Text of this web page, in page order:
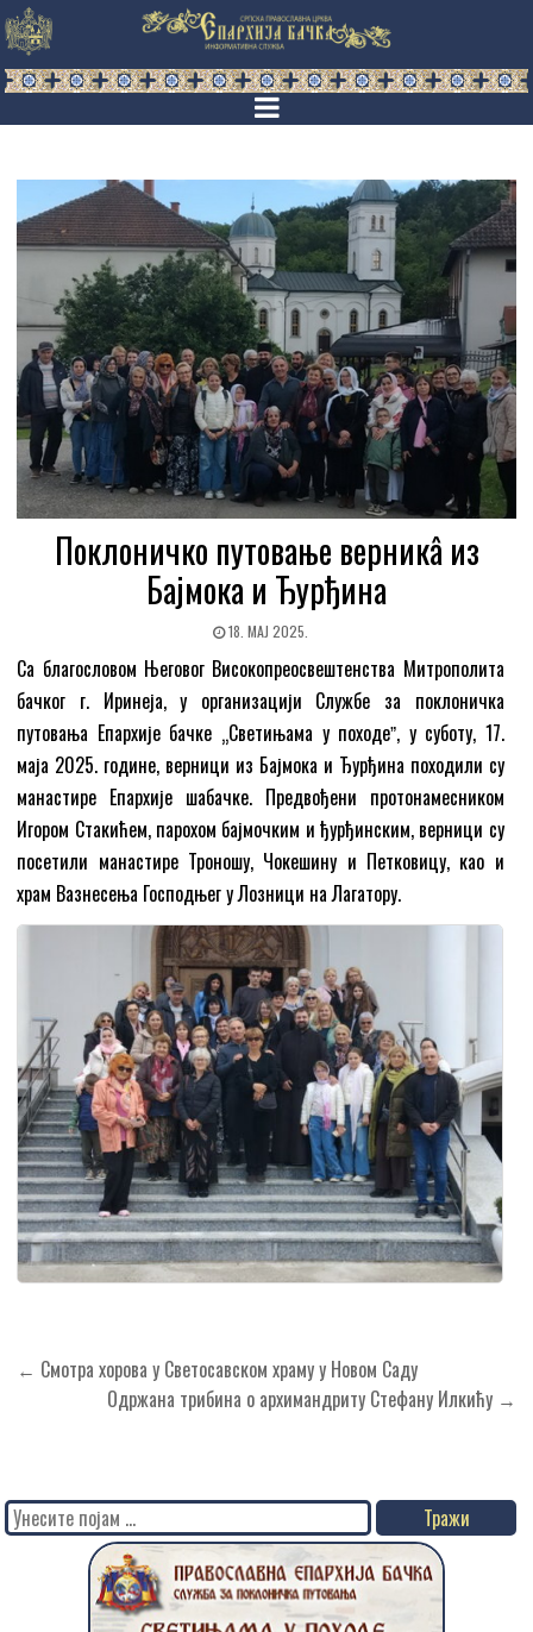
Поклоничко путовање верникâ из
Бајмока и Ђурђина
18. МАЈ 2025.
Са благословом Његовог Високопреосвештенства Митрополита
бачког г. Иринеја, у организацији Службе за поклоничка
путовања Епархије бачке „Светињама у походеˮ, у суботу, 17.
маја 2025. године, верници из Бајмока и Ђурђина походили су
манастире Епархије шабачке. Предвођени протонамесником
Игором Стакићем, парохом бајмочким и ђурђинским, верници су
посетили манастире Троношу, Чокешину и Петковицу, као и
храм Вазнесења Господњег у Лозници на Лагатору.
Кретање
чланка
← Смотра хорова у Светосавском храму у Новом Саду
Одржана трибина о архимандриту Стефану Илкићу →
Search
for: